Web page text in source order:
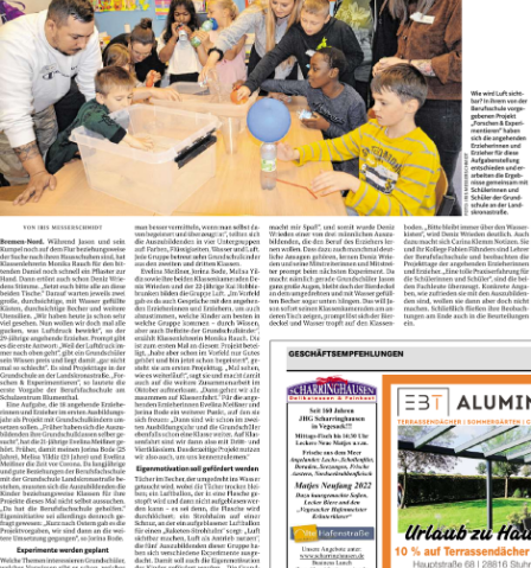
Berufsfachschule für Hauswirtschaft und Soziales
Berufsfachschule für Kinderpflege
Berufsfachschule für Pflegeassistenz –
Heilerziehungspflege/Altenpflege
Berufsfachschule für Sozialpädagogische Assistenz
(Vollzeit)
Berufsfachschule für Sozialpädagogische Assistenz
(Teilzeit)
Fachoberschule für Gesundheit und Soziales
Fachschule für Heilerziehungspflege
Fachschule für Sozialpädagogik – Ausbildung zum:r
Erzieher:in
Schulsozialarbeit